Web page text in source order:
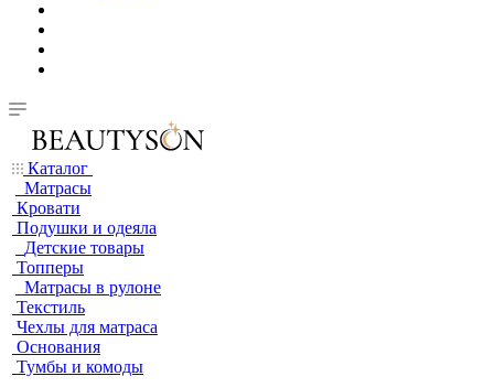
Каталог
Матрасы
Кровати
Подушки и одеяла
Детские товары
Топперы
Матрасы в рулоне
Текстиль
Чехлы для матраса
Основания
Тумбы и комоды